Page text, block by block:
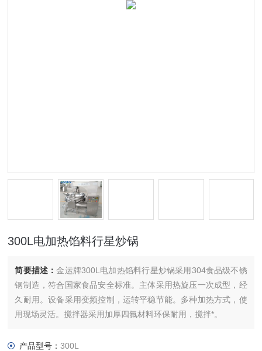
300L电加热馅料行星炒锅
简要描述：金运牌300L电加热馅料行星炒锅采用304食品级不锈
钢制造，符合国家食品安全标准。主体采用热旋压一次成型，经
久耐用。设备采用变频控制，运转平稳节能。多种加热方式，使
用现场灵活。搅拌器采用加厚四氟材料环保耐用，搅拌*。
产品型号：300L